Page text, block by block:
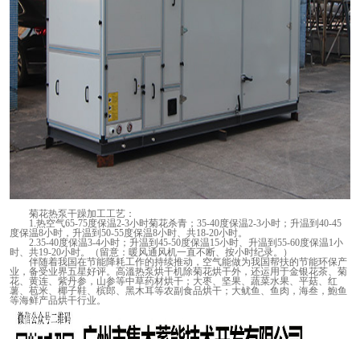
菊花热泵干躁加工工艺：
1.热空气65-75度保温2-3小时菊花杀青； 35-40度保温2-3小时；升温到 40-45
度保温8小时，升温到 50-55度保温8小时、共18-20小时。
2.35-40度保温3-4小时；升温到 45-50度保温15小时、升温到 55-60度保温1小
时、共19-20小时。（留意：暖风通风机一直不断、按小时纪录。）
伴随着我国在节能降耗工作的持续推动，空气能做为我国帮扶的节能环保产
业，备受业界五星好评。高溫热泵烘干机除菊花烘干外，还运用于金银花茶、菊
花、黄连、紫丹参，山参等中草药材烘干；大枣、坚果、蔬菜水果、平菇、红
薯、苞米、椰子鞋、槟郎、黑木耳等农副食品烘干；大鱿鱼、鱼肉，海叁，鮑鱼
等海鲜产品烘干行业。